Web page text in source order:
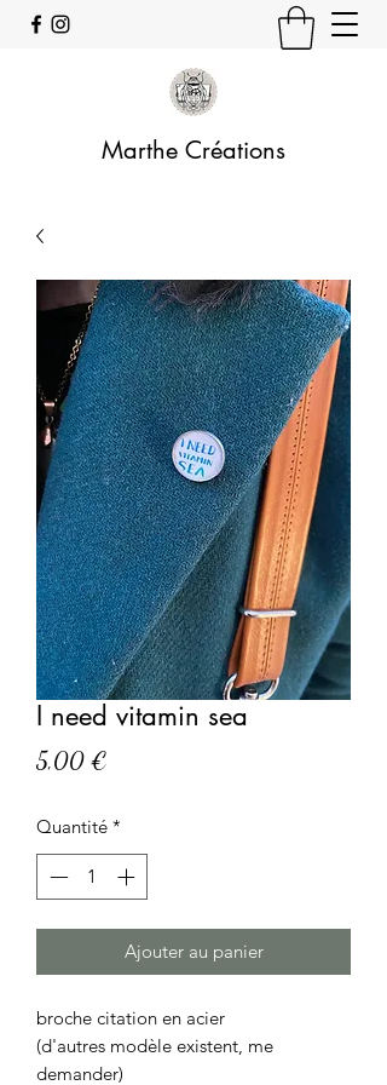
Marthe Créations
I need vitamin sea
5,00 €
Quantité *
Ajouter au panier
broche citation en acier
(d'autres modèle existent, me
demander)